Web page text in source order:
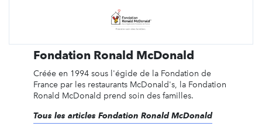
Fondation Ronald McDonald
Créée en 1994 sous l'égide de la Fondation de
France par les restaurants McDonald's, la Fondation
Ronald McDonald prend soin des familles.
Tous les articles Fondation Ronald McDonald